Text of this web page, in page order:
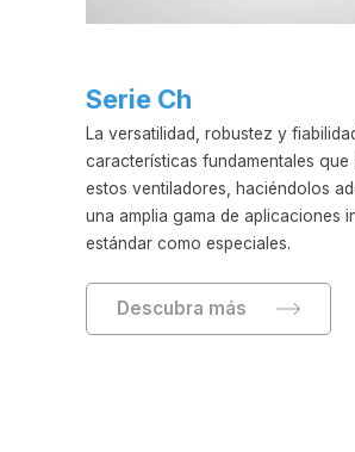
Serie Ch
La versatilidad, robustez y
características fundamentales que
estos ventiladores, haciéndolos
una amplia gama de aplicaciones
estándar como especiales.
Descubra más